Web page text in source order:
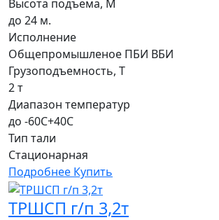
Высота подъема, М
до 24 м.
Исполнение
Общепромышленое ПБИ ВБИ
Грузоподъемность, Т
2 т
Диапазон температур
до -60С+40С
Тип тали
Стационарная
Подробнее Купить
ТРШСП г/п 3,2т